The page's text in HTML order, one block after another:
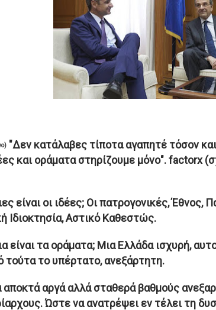
"Δεν κατάλαβες τίποτα αγαπητέ τόσον
και οράματα στηρίζουμε μόνο". factorx
είναι οι ιδέες; Οι πατρογονικές, Έθνος,
Ιδιοκτησία, Αστικό Καθεστώς.
είναι τα οράματα; Μια Ελλάδα ισχυρή,
τούτα το υπέρτατο, ανεξάρτητη.
αποκτά αργά αλλά σταθερά βαθμούς
Ώστε να ανατρέψει εν τέλει τη